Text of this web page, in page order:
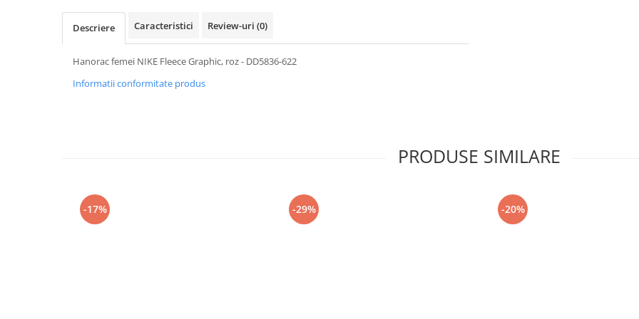
Descriere Caracteristici Review-uri (0)
Hanorac femei NIKE Fleece Graphic, roz - DD5836-622
Informatii conformitate produs
PRODUSE SIMILARE
-17% -29% -20%